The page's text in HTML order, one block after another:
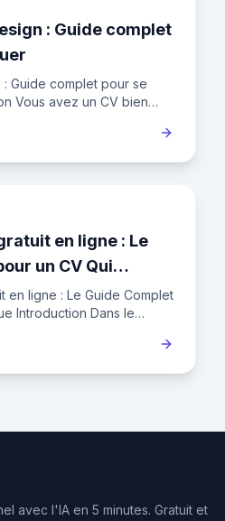
: Guide complet
Guide complet pour se
Vous avez un CV bien
en ligne : Le
un CV Qui
en ligne : Le Guide Complet
Introduction Dans le
avec l'IA en 5 minutes. Gratuit et